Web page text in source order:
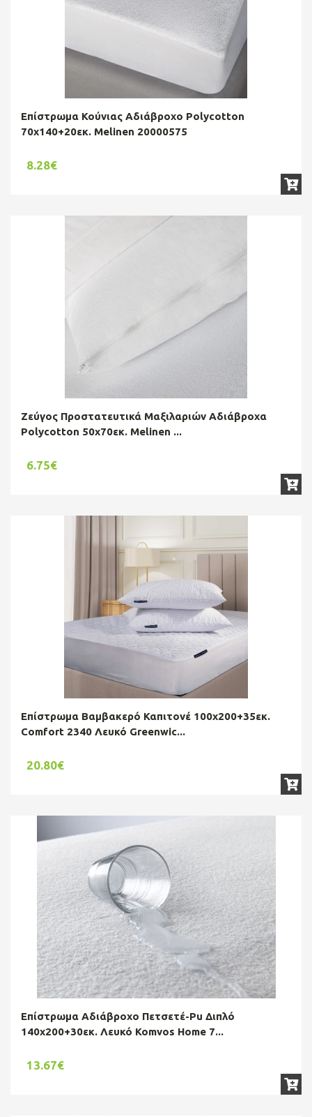
Επίστρωμα Κούνιας Αδιάβροχο Polycotton
70x140+20εκ. Melinen 20000575
8.28€
Ζεύγος Προστατευτικά Μαξιλαριών Αδιάβροχα
Polycotton 50x70εκ. Melinen ...
6.75€
Επίστρωμα Βαμβακερό Καπιτονέ 100x200+35εκ.
Comfort 2340 Λευκό Greenwic...
20.80€
Επίστρωμα Αδιάβροχο Πετσετέ-Pu Διπλό
140x200+30εκ. Λευκό Komvos Home 7...
13.67€